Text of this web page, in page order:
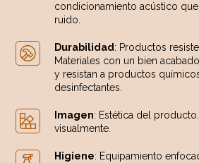
condicionamiento acústico
ruido.
Durabilidad : Productos
Materiales con un bien
y resistan a productos
desinfectantes.
Imagen: Estética del
visualmente.
Higiene: Equipamiento